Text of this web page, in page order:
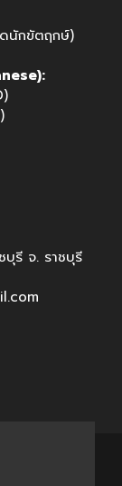
นักขัตฤกษ์)
บุรี จ. ราชบุรี